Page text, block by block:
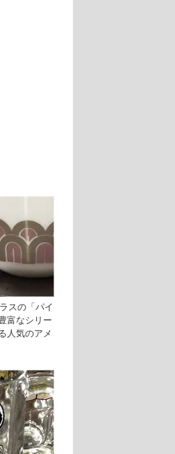
スの「パイ
富なシリー
人気のアメ